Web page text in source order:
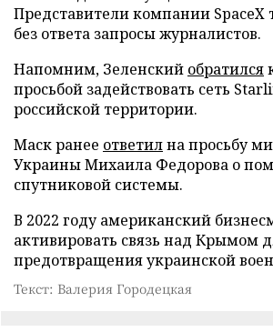
Представители компании SpaceX
без ответа запросы журналистов.
Напомним, Зеленский обратился
просьбой задействовать сеть
российской территории.
Маск ранее ответилна просьбу
Украины Михаила Федорова о
спутниковой системы.
В 2022 году американский
активировать связь над Крымом
предотвращения украинской
Текст: Валерия Городецкая